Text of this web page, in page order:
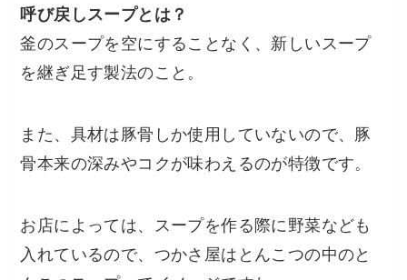
呼び戻しスープとは？
釜のスープを空にすることなく、新しいスープ
を継ぎ足す製法のこと。
また、具材は豚骨しか使用していないので、豚
骨本来の深みやコクが味わえるのが特徴です。
お店によっては、スープを作る際に野菜なども
入れているので、つかさ屋はとんこつの中のと